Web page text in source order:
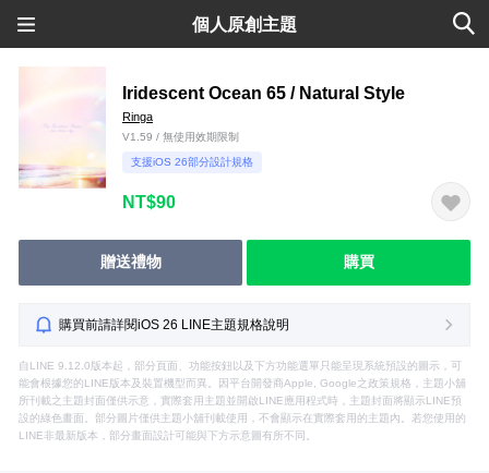
個人原創主題
Iridescent Ocean 65 / Natural Style
Ringa
V1.59 / 無使用效期限制
支援iOS 26部分設計規格
NT$90
贈送禮物 購買
購買前請詳閱iOS 26 LINE主題規格說明
自LINE 9.12.0版本起，部分頁面、功能按鈕以及下方功能選單只能呈現系統預設的圖示，可
能會根據您的LINE版本及裝置機型而異。因平台開發商Apple, Google之政策規格，主題小舖
所刊載之主題封面僅供示意，實際套用主題並開啟LINE應用程式時，主題封面將顯示LINE預
設的綠色畫面。部分圖片僅供主題小舖刊載使用，不會顯示在實際套用的主題內。若您使用的
LINE非最新版本，部分畫面設計可能與下方示意圖有所不同。